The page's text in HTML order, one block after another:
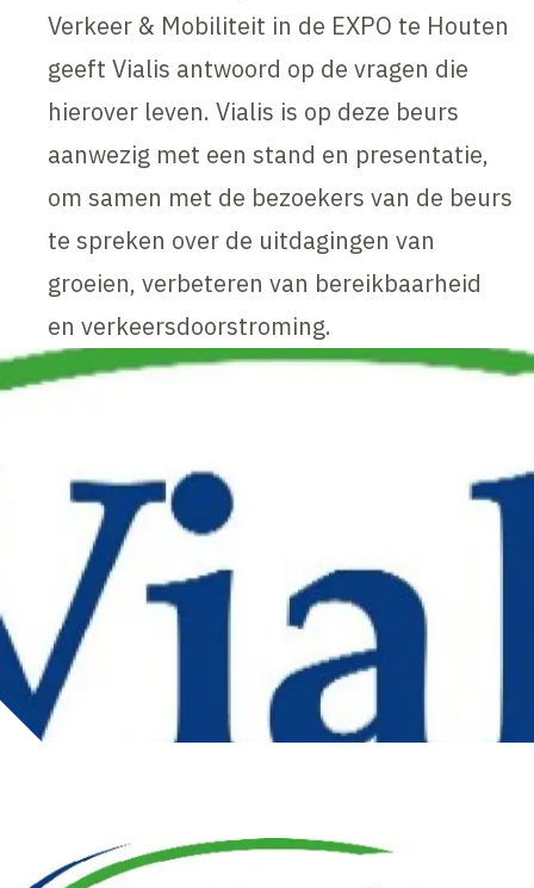
Verkeer & Mobiliteit in de EXPO te Houten
geeft Vialis antwoord op de vragen die
hierover leven. Vialis is op deze beurs
aanwezig met een stand en presentatie,
om samen met de bezoekers van de beurs
te spreken over de uitdagingen van
groeien, verbeteren van bereikbaarheid
en verkeersdoorstroming.